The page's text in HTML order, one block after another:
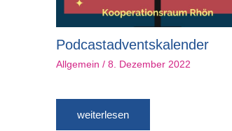
Podcastadventskalender
Allgemein / 8. Dezember 2022
weiterlesen